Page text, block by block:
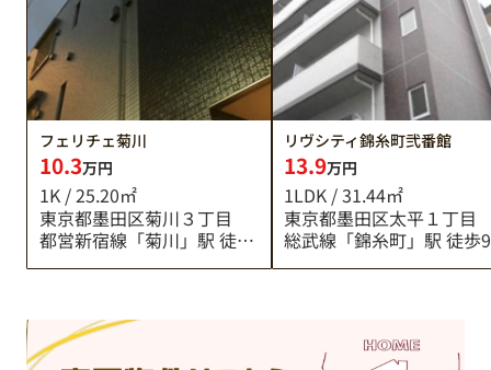
フェリチェ菊川
10.3万円
1K / 25.20㎡
東京都墨田区菊川３丁目
都営新宿線「菊川」駅 徒歩1分
リヴシティ錦糸町弐番館
13.9万円
1LDK / 31.44㎡
東京都墨田区太平１丁目
総武線「錦糸町」駅 徒歩